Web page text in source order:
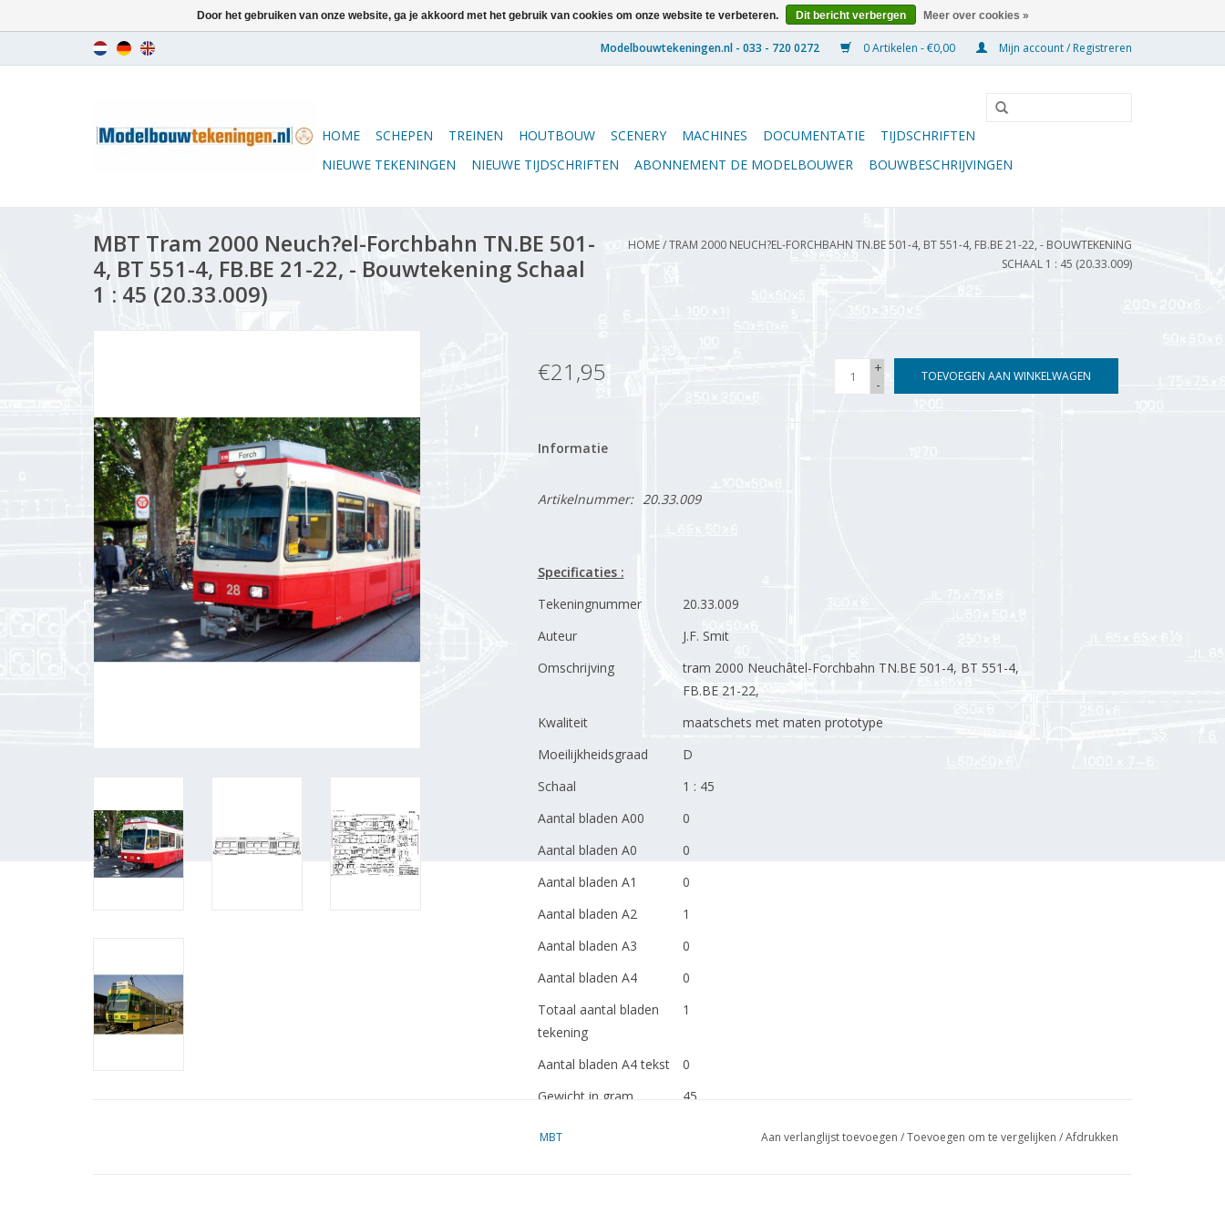
0 Artikelen - €0,00 Mijn account / Registreren
HOME SCHEPEN TREINEN HOUTBOUW SCENERY MACHINES DOCUMENTATIE
TIJDSCHRIFTEN
NIEUWE TEKENINGEN
NIEUWE TIJDSCHRIFTEN ABONNEMENT DE MODELBOUWER BOUWBESCHRIJVINGEN
MBT Tram 2000 Neuch?el-Forchbahn TN.BE 501-
4, BT 551-4, FB.BE 21-22, - Bouwtekening Schaal
1 : 45 (20.33.009)
HOME/TRAM 2000 NEUCH?EL-FORCHBAHN TN.BE 501-4, BT 551-4, FB.BE 21-22, - BOUWTEKENING
SCHAAL 1 : 45 (20.33.009)
€21,95
+
-
TOEVOEGEN AAN WINKELWAGEN
Informatie
Artikelnummer: 20.33.009
Specificaties :
Tekeningnummer
20.33.009
Auteur
J.F. Smit
Omschrijving
tram 2000 Neuchâtel-Forchbahn TN.BE 501-4, BT 551-4,
FB.BE 21-22,
Kwaliteit
maatschets met maten prototype
Moeilijkheidsgraad
D
Schaal
1 : 45
Aantal bladen A00
0
Aantal bladen A0
0
Aantal bladen A1
0
Aantal bladen A2
1
Aantal bladen A3
0
Aantal bladen A4
0
Totaal aantal bladen
tekening
1
Aantal bladen A4 tekst
0
Gewicht in gram
45
MBT Aan verlanglijst toevoegen /Toevoegen om te vergelijken /Afdrukken
Door het gebruiken van onze website, ga je akkoord met het gebruik van cookies om onze website te verbeteren. Dit bericht verbergen Meer over cookies »